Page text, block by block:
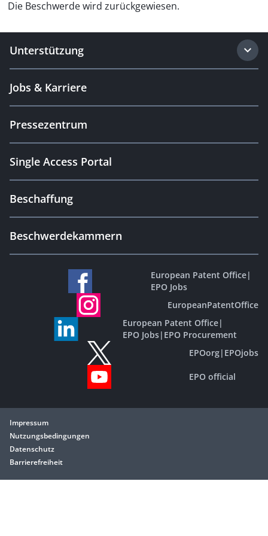
Die Beschwerde wird zurückgewiesen.
Unterstützung
Jobs & Karriere
Pressezentrum
Single Access Portal
Beschaffung
Beschwerdekammern
European Patent Office|
EPO Jobs
EuropeanPatentOffice
European Patent Office|
EPO Jobs| EPO Procurement
EPOorg| EPOjobs
EPO official
Impressum
Nutzungsbedingungen
Datenschutz
Barrierefreiheit